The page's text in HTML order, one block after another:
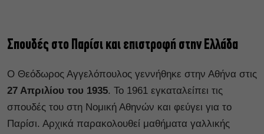
Σπουδές στο Παρίσι και επιστροφή στην Ελλάδα
Ο Θεόδωρος Αγγελόπουλος γεννήθηκε στην Αθήνα στις
27 Απριλίου του 1935. Το 1961 εγκαταλείπει τις
σπουδές του στη Νομική Αθηνών και φεύγει για το
Παρίσι. Αρχικά παρακολουθεί μαθήματα γαλλικής